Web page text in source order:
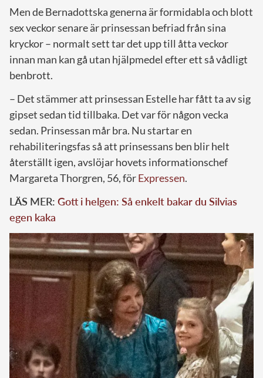
Men de Bernadottska generna är formidabla och blott
sex veckor senare är prinsessan befriad från sina
kryckor – normalt sett tar det upp till åtta veckor
innan man kan gå utan hjälpmedel efter ett så vådligt
benbrott.
– Det stämmer att prinsessan Estelle har fått ta av sig
gipset sedan tid tillbaka. Det var för någon vecka
sedan. Prinsessan mår bra. Nu startar en
rehabiliteringsfas så att prinsessans ben blir helt
återställt igen, avslöjar hovets informationschef
Margareta Thorgren, 56, förExpressen.
LÄS MER: Gott i helgen: Så enkelt bakar du Silvias
egen kaka